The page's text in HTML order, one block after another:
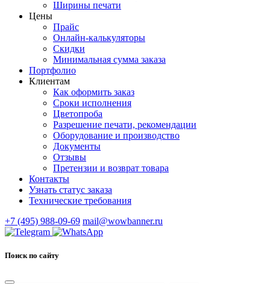
Ширины печати
Цены
Прайс
Онлайн-калькуляторы
Скидки
Минимальная сумма заказа
Портфолио
Клиентам
Как оформить заказ
Сроки исполнения
Цветопроба
Разрешение печати, рекомендации
Оборудование и производство
Документы
Отзывы
Претензии и возврат товара
Контакты
Узнать статус заказа
Технические требования
+7 (495) 988-09-69 mail@wowbanner.ru
Поиск по сайту